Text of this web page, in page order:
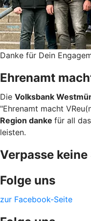
Danke für Dein
Ehrenamt
Die Volksbank
"Ehrenamt macht
Region danke für all
leisten.
Verpasse
Folge uns
zur Facebook-Seite